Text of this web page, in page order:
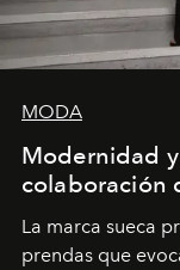
MODA
Modernidad
colaboración
La marca sueca
prendas que